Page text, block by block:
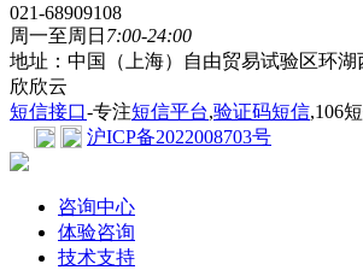
021-68909108
周一至周日 7:00-24:00
地址：中国（上海）自由贸易试验区环湖
欣欣云
短信接口-专注短信平台,验证码短信,106
沪ICP备2022008703号
咨询中心
体验咨询
技术支持